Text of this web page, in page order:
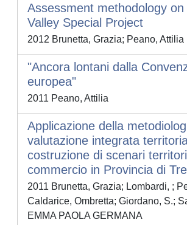
Assessment methodology
Valley Special Project
2012 Brunetta, Grazia; Peano, Attilia
"Ancora lontani dalla
europea"
2011 Peano, Attilia
Applicazione della
valutazione integrata
costruzione di scenari
commercio in Provincia di
2011 Brunetta, Grazia; Lombardi, ;
Caldarice, Ombretta; Giordano, S.;
EMMA PAOLA GERMANA